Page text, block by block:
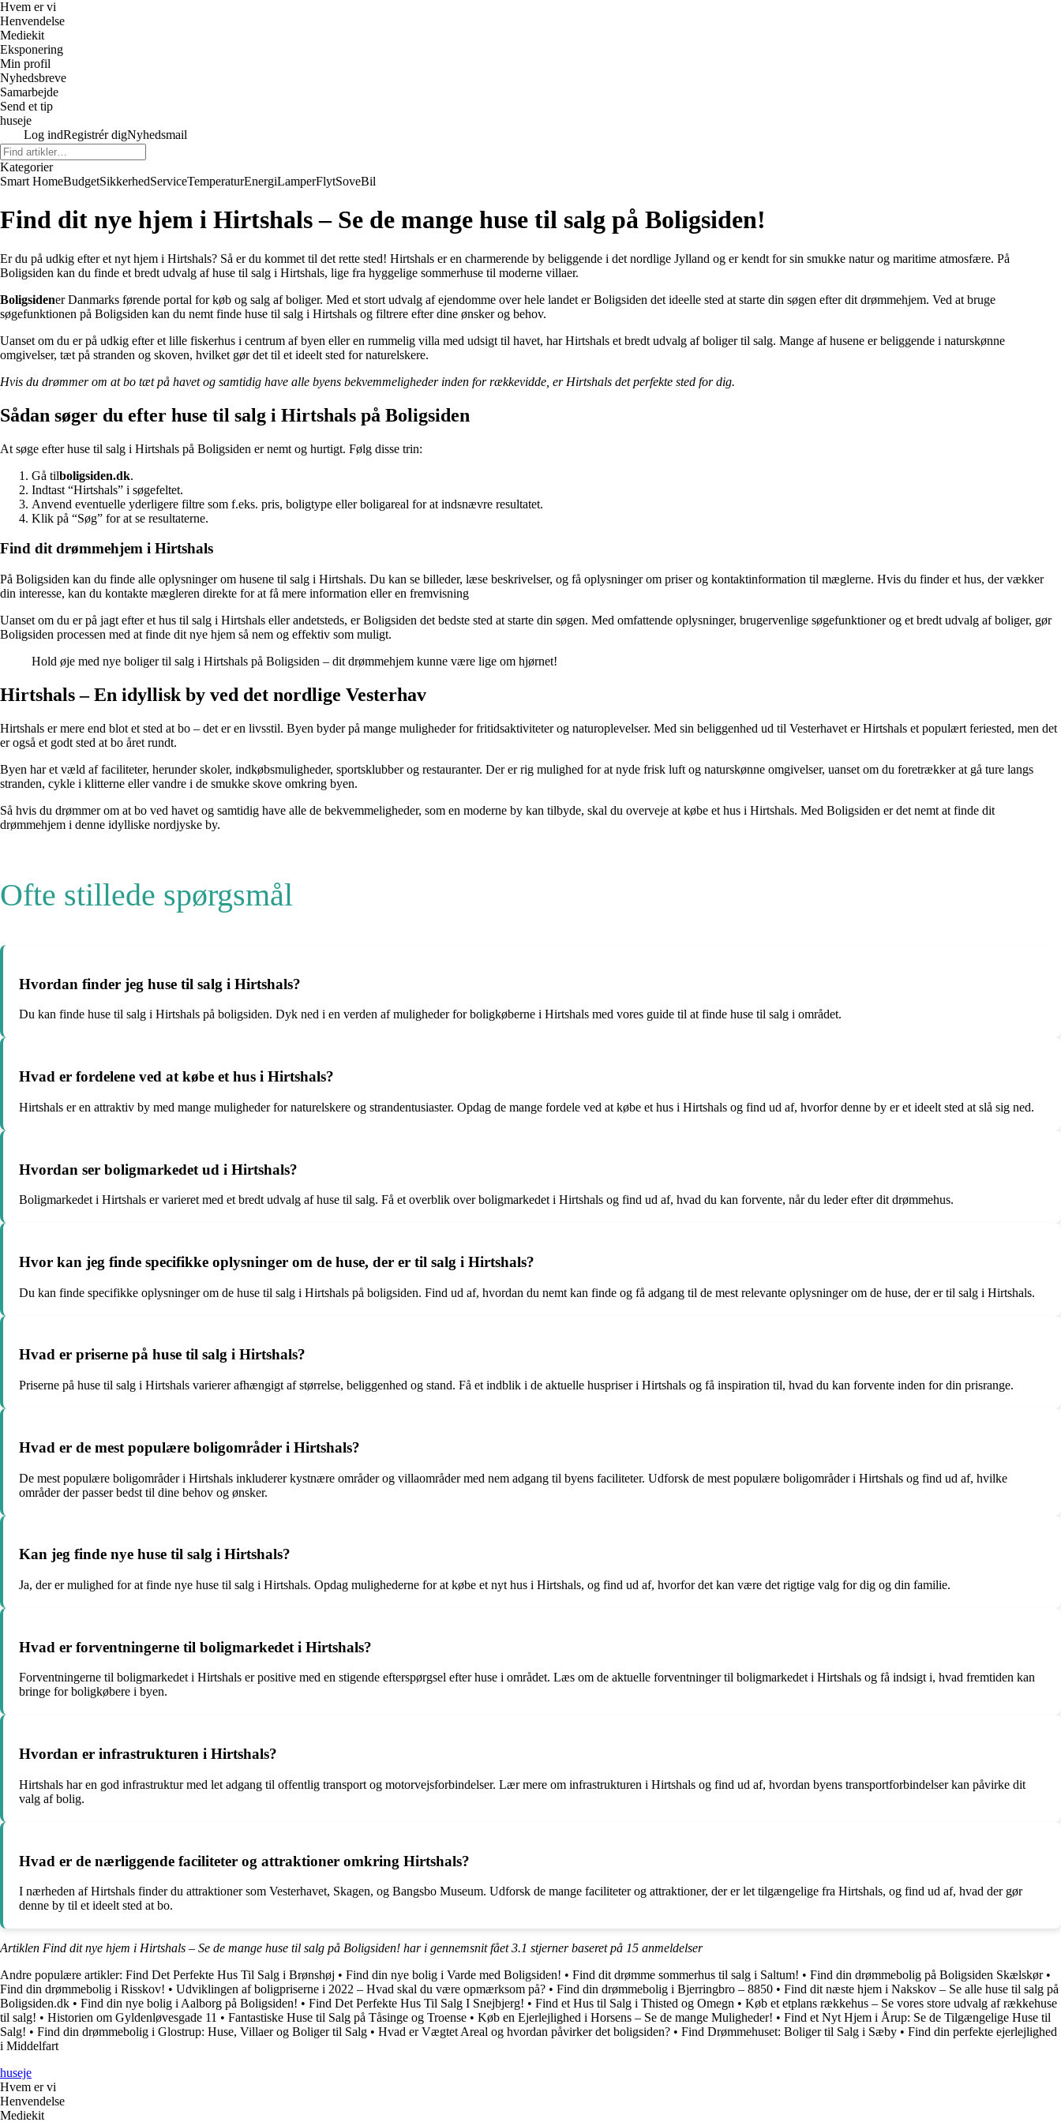
Hvem er vi
Henvendelse
Mediekit
Eksponering
Min profil
Nyhedsbreve
Samarbejde
Send et tip
huseje
Log indRegistrér digNyhedsmail
Kategorier
Smart HomeBudgetSikkerhedServiceTemperaturEnergiLamperFlytSoveBil
Find dit nye hjem i Hirtshals – Se de mange huse til salg på Boligsiden!
Er du på udkig efter et nyt hjem i Hirtshals? Så er du kommet til det rette sted! Hirtshals er en charmerende by beliggende i det nordlige Jylland og er kendt for sin smukke natur og maritime atmosfære. På
Boligsiden kan du finde et bredt udvalg af huse til salg i Hirtshals, lige fra hyggelige sommerhuse til moderne villaer.
Boligsidener Danmarks førende portal for køb og salg af boliger. Med et stort udvalg af ejendomme over hele landet er Boligsiden det ideelle sted at starte din søgen efter dit drømmehjem. Ved at bruge
søgefunktionen på Boligsiden kan du nemt finde huse til salg i Hirtshals og filtrere efter dine ønsker og behov.
Uanset om du er på udkig efter et lille fiskerhus i centrum af byen eller en rummelig villa med udsigt til havet, har Hirtshals et bredt udvalg af boliger til salg. Mange af husene er beliggende i naturskønne
omgivelser, tæt på stranden og skoven, hvilket gør det til et ideelt sted for naturelskere.
Hvis du drømmer om at bo tæt på havet og samtidig have alle byens bekvemmeligheder inden for rækkevidde, er Hirtshals det perfekte sted for dig.
Sådan søger du efter huse til salg i Hirtshals på Boligsiden
At søge efter huse til salg i Hirtshals på Boligsiden er nemt og hurtigt. Følg disse trin:
Gå tilboligsiden.dk.
Indtast “Hirtshals” i søgefeltet.
Anvend eventuelle yderligere filtre som f.eks. pris, boligtype eller boligareal for at indsnævre resultatet.
Klik på “Søg” for at se resultaterne.
Find dit drømmehjem i Hirtshals
På Boligsiden kan du finde alle oplysninger om husene til salg i Hirtshals. Du kan se billeder, læse beskrivelser, og få oplysninger om priser og kontaktinformation til mæglerne. Hvis du finder et hus, der vækker
din interesse, kan du kontakte mægleren direkte for at få mere information eller en fremvisning
Uanset om du er på jagt efter et hus til salg i Hirtshals eller andetsteds, er Boligsiden det bedste sted at starte din søgen. Med omfattende oplysninger, brugervenlige søgefunktioner og et bredt udvalg af boliger, gør
Boligsiden processen med at finde dit nye hjem så nem og effektiv som muligt.
Hold øje med nye boliger til salg i Hirtshals på Boligsiden – dit drømmehjem kunne være lige om hjørnet!
Hirtshals – En idyllisk by ved det nordlige Vesterhav
Hirtshals er mere end blot et sted at bo – det er en livsstil. Byen byder på mange muligheder for fritidsaktiviteter og naturoplevelser. Med sin beliggenhed ud til Vesterhavet er Hirtshals et populært feriested, men det
er også et godt sted at bo året rundt.
Byen har et væld af faciliteter, herunder skoler, indkøbsmuligheder, sportsklubber og restauranter. Der er rig mulighed for at nyde frisk luft og naturskønne omgivelser, uanset om du foretrækker at gå ture langs
stranden, cykle i klitterne eller vandre i de smukke skove omkring byen.
Så hvis du drømmer om at bo ved havet og samtidig have alle de bekvemmeligheder, som en moderne by kan tilbyde, skal du overveje at købe et hus i Hirtshals. Med Boligsiden er det nemt at finde dit
drømmehjem i denne idylliske nordjyske by.
Ofte stillede spørgsmål
Hvordan finder jeg huse til salg i Hirtshals?
Du kan finde huse til salg i Hirtshals på boligsiden. Dyk ned i en verden af muligheder for boligkøberne i Hirtshals med vores guide til at finde huse til salg i området.
Hvad er fordelene ved at købe et hus i Hirtshals?
Hirtshals er en attraktiv by med mange muligheder for naturelskere og strandentusiaster. Opdag de mange fordele ved at købe et hus i Hirtshals og find ud af, hvorfor denne by er et ideelt sted at slå sig ned.
Hvordan ser boligmarkedet ud i Hirtshals?
Boligmarkedet i Hirtshals er varieret med et bredt udvalg af huse til salg. Få et overblik over boligmarkedet i Hirtshals og find ud af, hvad du kan forvente, når du leder efter dit drømmehus.
Hvor kan jeg finde specifikke oplysninger om de huse, der er til salg i Hirtshals?
Du kan finde specifikke oplysninger om de huse til salg i Hirtshals på boligsiden. Find ud af, hvordan du nemt kan finde og få adgang til de mest relevante oplysninger om de huse, der er til salg i Hirtshals.
Hvad er priserne på huse til salg i Hirtshals?
Priserne på huse til salg i Hirtshals varierer afhængigt af størrelse, beliggenhed og stand. Få et indblik i de aktuelle huspriser i Hirtshals og få inspiration til, hvad du kan forvente inden for din prisrange.
Hvad er de mest populære boligområder i Hirtshals?
De mest populære boligområder i Hirtshals inkluderer kystnære områder og villaområder med nem adgang til byens faciliteter. Udforsk de mest populære boligområder i Hirtshals og find ud af, hvilke
områder der passer bedst til dine behov og ønsker.
Kan jeg finde nye huse til salg i Hirtshals?
Ja, der er mulighed for at finde nye huse til salg i Hirtshals. Opdag mulighederne for at købe et nyt hus i Hirtshals, og find ud af, hvorfor det kan være det rigtige valg for dig og din familie.
Hvad er forventningerne til boligmarkedet i Hirtshals?
Forventningerne til boligmarkedet i Hirtshals er positive med en stigende efterspørgsel efter huse i området. Læs om de aktuelle forventninger til boligmarkedet i Hirtshals og få indsigt i, hvad fremtiden kan
bringe for boligkøbere i byen.
Hvordan er infrastrukturen i Hirtshals?
Hirtshals har en god infrastruktur med let adgang til offentlig transport og motorvejsforbindelser. Lær mere om infrastrukturen i Hirtshals og find ud af, hvordan byens transportforbindelser kan påvirke dit
valg af bolig.
Hvad er de nærliggende faciliteter og attraktioner omkring Hirtshals?
I nærheden af Hirtshals finder du attraktioner som Vesterhavet, Skagen, og Bangsbo Museum. Udforsk de mange faciliteter og attraktioner, der er let tilgængelige fra Hirtshals, og find ud af, hvad der gør
denne by til et ideelt sted at bo.
Artiklen Find dit nye hjem i Hirtshals – Se de mange huse til salg på Boligsiden! har i gennemsnit fået3.1 stjerner baseret på 15 anmeldelser
Andre populære artikler: Find Det Perfekte Hus Til Salg i Brønshøj • Find din nye bolig i Varde med Boligsiden! • Find dit drømme sommerhus til salg i Saltum! • Find din drømmebolig på Boligsiden Skælskør•
Find din drømmebolig i Risskov! • Udviklingen af boligpriserne i 2022 – Hvad skal du være opmærksom på? • Find din drømmebolig i Bjerringbro – 8850 • Find dit næste hjem i Nakskov – Se alle huse til salg på
Boligsiden.dk • Find din nye bolig i Aalborg på Boligsiden! • Find Det Perfekte Hus Til Salg I Snejbjerg! • Find et Hus til Salg i Thisted og Omegn • Køb et etplans rækkehus – Se vores store udvalg af rækkehuse
til salg! • Historien om Gyldenløvesgade 11 • Fantastiske Huse til Salg på Tåsinge og Troense • Køb en Ejerlejlighed i Horsens – Se de mange Muligheder! • Find et Nyt Hjem i Årup: Se de Tilgængelige Huse til
Salg! • Find din drømmebolig i Glostrup: Huse, Villaer og Boliger til Salg • Hvad er Vægtet Areal og hvordan påvirker det boligsiden? • Find Drømmehuset: Boliger til Salg i Sæby • Find din perfekte ejerlejlighed
i Middelfart
huseje
Hvem er vi
Henvendelse
Mediekit